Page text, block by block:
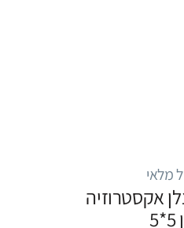
מלאי
אקסטרוזיה